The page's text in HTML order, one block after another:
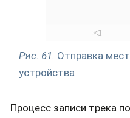
Рис. 61. Отправка
устройства
Процесс записи трека